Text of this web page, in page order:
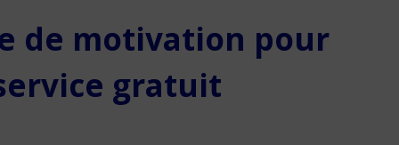
de motivation pour
gratuit